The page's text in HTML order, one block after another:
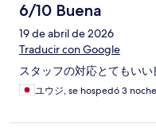
6/10 Buena
19 de abril de 2026
Traducir con Google
スタッフの対応とてもい
ユウジ, se hospedó 3